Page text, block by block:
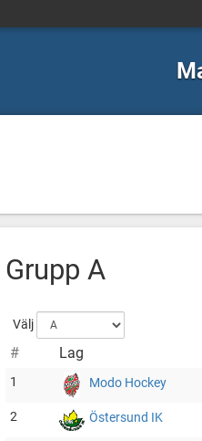
Grupp A
Välj
# Lag
1 Modo Hockey
2 Östersund IK